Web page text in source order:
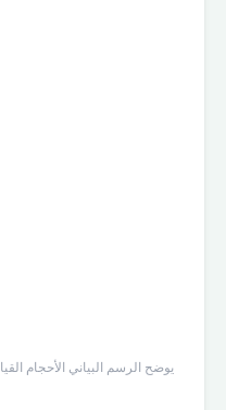
يوضح الرسم البياني الأحجام